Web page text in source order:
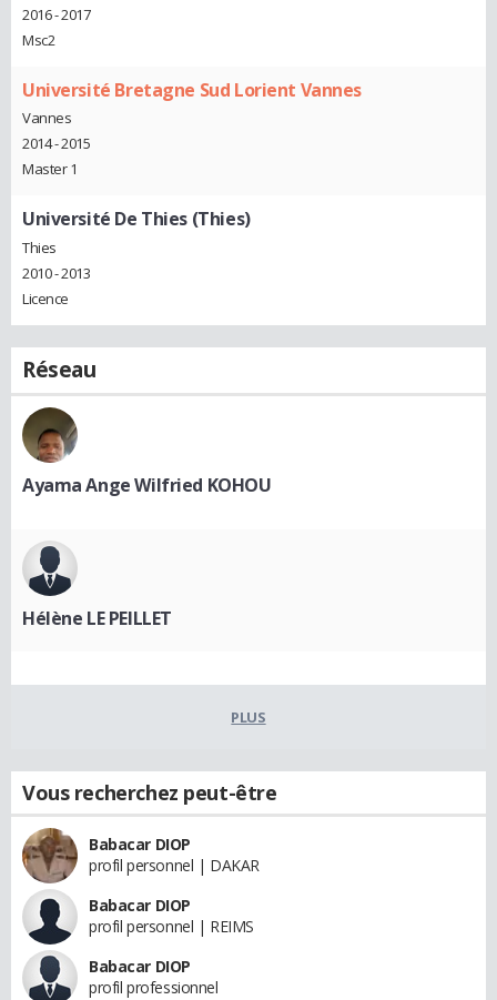
2016 - 2017
Msc2
Université Bretagne Sud Lorient Vannes
Vannes
2014 - 2015
Master 1
Université De Thies (Thies)
Thies
2010 - 2013
Licence
Réseau
Ayama Ange Wilfried KOHOU
Hélène LE PEILLET
PLUS
Vous recherchez peut-être
Babacar DIOP
profil personnel | DAKAR
Babacar DIOP
profil personnel | REIMS
Babacar DIOP
profil professionnel